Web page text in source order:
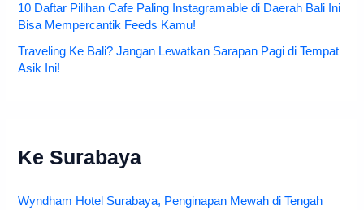
10 Daftar Pilihan Cafe Paling Instagramable di Daerah Bali Ini
Bisa Mempercantik Feeds Kamu!
Traveling Ke Bali? Jangan Lewatkan Sarapan Pagi di Tempat
Asik Ini!
Ke Surabaya
Wyndham Hotel Surabaya, Penginapan Mewah di Tengah